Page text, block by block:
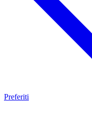
Preferiti